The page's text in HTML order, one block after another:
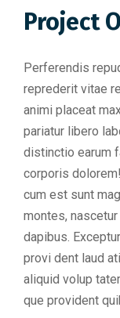
Project
Perferendis
reprederit vitae
animi placeat
pariatur libero
distinctio earum
corporis
cum est sunt
montes,
dapibus.
provi dent laud
aliquid volup
que provident